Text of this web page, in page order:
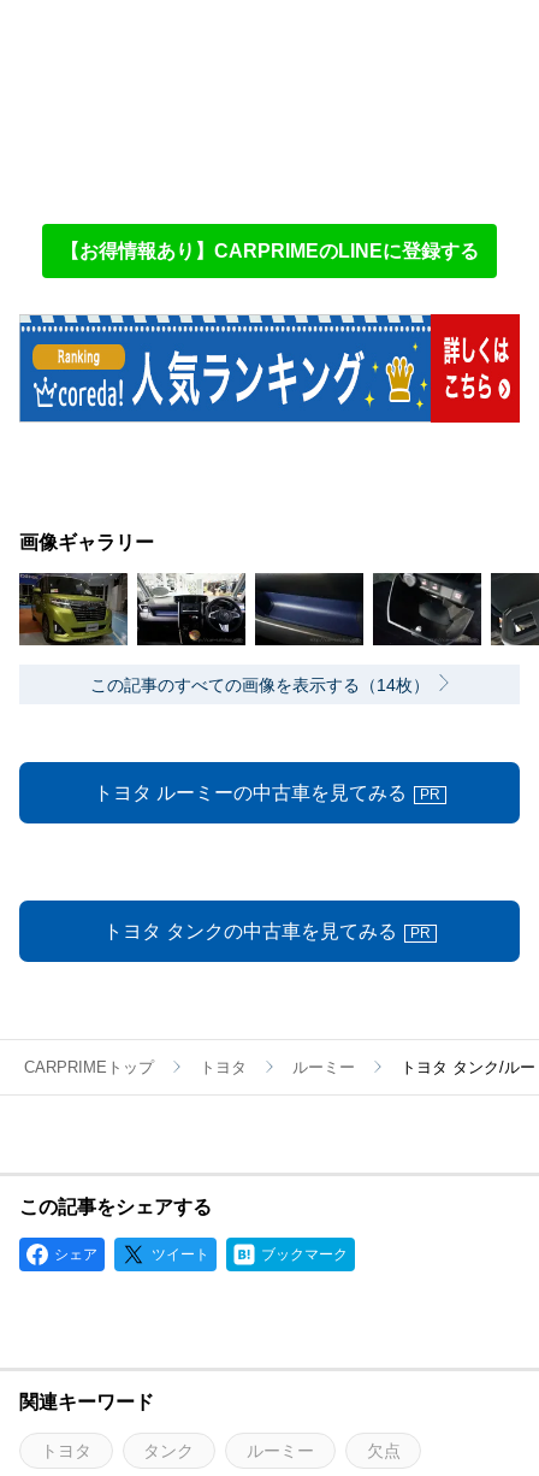
【お得情報あり】CARPRIMEのLINEに登録する
画像ギャラリー
この記事のすべての画像を表示する（14枚）
トヨタ ルーミーの中古車を見てみる PR
トヨタ タンクの中古車を見てみる PR
CARPRIMEトップ トヨタ ルーミー トヨタ タンク/ル
この記事をシェアする
シェア ツイート ブックマーク
関連キーワード
トヨタ タンク ルーミー 欠点